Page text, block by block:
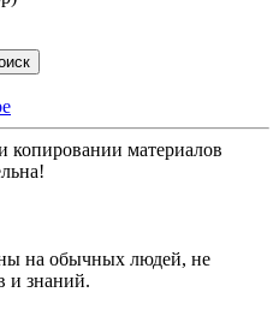
копировании материалов
на обычных людей, не
и знаний.